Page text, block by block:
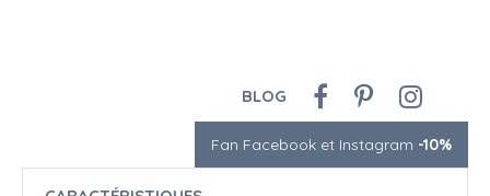
BLOG
Fan Facebook et Instagram -10%